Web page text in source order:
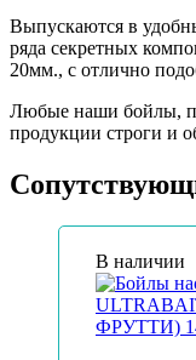
Выпускаются в
ряда секретных
20мм., с отлично
Любые наши бойлы,
продукции строги и
В наличии